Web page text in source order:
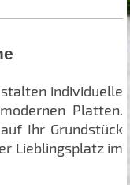
individuelle
Platten.
Ihr Grundstück
Lieblingsplatz im